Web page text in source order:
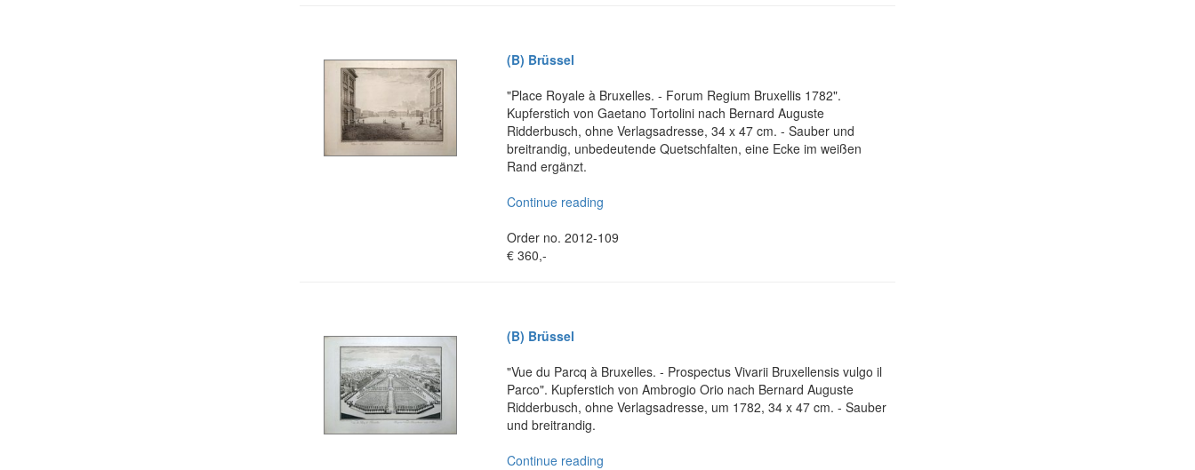
(B) Brüssel
"Place Royale à Bruxelles. - Forum Regium Bruxellis 1782".
Kupferstich von Gaetano Tortolini nach Bernard Auguste
Ridderbusch, ohne Verlagsadresse, 34 x 47 cm. - Sauber und
breitrandig, unbedeutende Quetschfalten, eine Ecke im weißen
Rand ergänzt.
Continue reading
Order no. 2012-109
€ 360,-
(B) Brüssel
"Vue du Parcq à Bruxelles. - Prospectus Vivarii Bruxellensis vulgo il
Parco". Kupferstich von Ambrogio Orio nach Bernard Auguste
Ridderbusch, ohne Verlagsadresse, um 1782, 34 x 47 cm. - Sauber
und breitrandig.
Continue reading